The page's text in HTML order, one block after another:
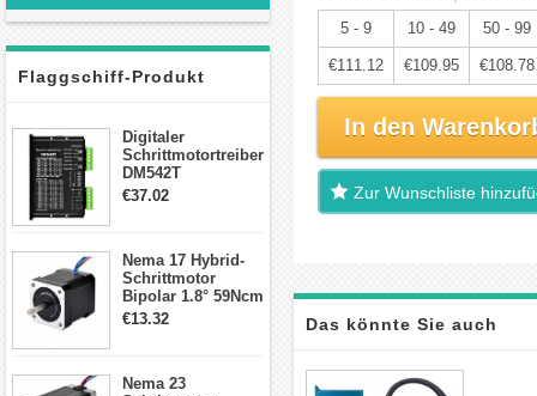
Flaggschiff-Produkt
Digitaler
Schrittmotortreiber
DM542T
Schrittmotor
Schrittmotor
€37.02
Nema 17 Hybrid-
Schrittmotor
Bipolar 1.8° 59Ncm
2A 4 Drähte mit 1m
€13.32
Nema 23
5 - 9
10 - 49 50 - 99
€111.12 €109.95 €108.78
In den
Zur Wunschliste
Das könnte Sie auch
interessieren